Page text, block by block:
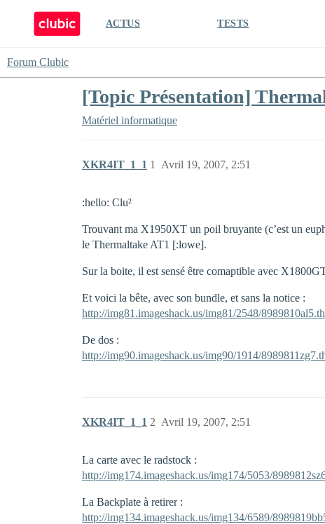
ACTUS TESTS
Forum Clubic
[Topic Présentation]
Matériel informatique
XKR4IT_1_1 Avril 19, 2007, 2:51
1
:hello: Clu²
Trouvant ma X1950XT un poil bruyante (c’est un
le Thermaltake AT1 [:lowe].
Sur la boite, il est sensé être comaptible avec
Et voici la bête, avec son bundle, et sans la notice :
http://img81.imageshack.us/img81/2548/
De dos :
http://img90.imageshack.us/img90/1914/
XKR4IT_1_1 Avril 19, 2007, 2:51
2
La carte avec le radstock :
http://img174.imageshack.us/img174/5053/
La Backplate à retirer :
http://img134.imageshack.us/img134/6589/